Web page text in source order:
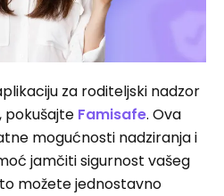
za roditeljski nadzor
pokušajte Famisafe. Ova
mogućnosti nadziranja i
jamčiti sigurnost vašeg
možete jednostavno